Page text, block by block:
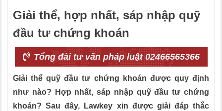
Giải thể, hợp nhất, sáp nhập quỹ
đầu tư chứng khoán
Tổng đài tư vấn pháp luật 02466565366
Giải thể quỹ đầu tư chứng khoán được quy định
như nào? Hợp nhất, sáp nhập quỹ đầu tư chứng
khoán? Sau đây, Lawkey xin được giải đáp thắc